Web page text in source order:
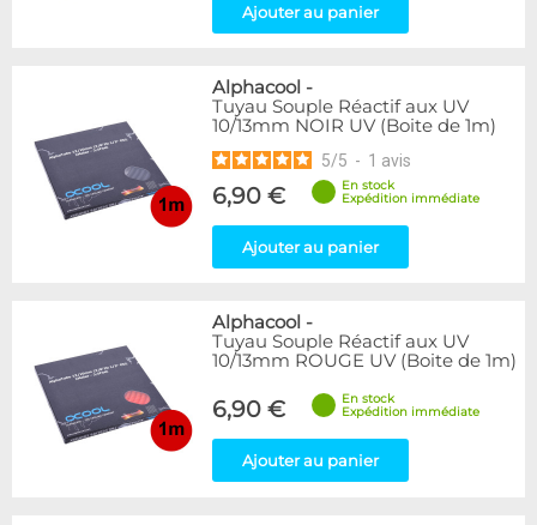
Ajouter au panier
Alphacool -
Tuyau Souple Réactif aux UV
10/13mm NOIR UV (Boite de 1m)
5/5 - 1 avis
6,90 €
En stock
Expédition immédiate
Ajouter au panier
Alphacool -
Tuyau Souple Réactif aux UV
10/13mm ROUGE UV (Boite de 1m)
6,90 €
En stock
Expédition immédiate
Ajouter au panier